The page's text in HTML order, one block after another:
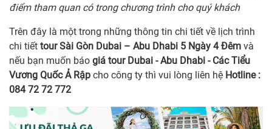
điểm tham quan có trong chương trình cho quý khách
Trên đây là một trong những thông tin chi tiết về lịch trình
chi tiết tour Sài Gòn Dubai – Abu Dhabi 5 Ngày 4 Đêm và
nếu bạn muốn báo giá tour Dubai - Abu Dhabi - Các Tiểu
Vương Quốc Ả Rập cho công ty thì vui lòng liên hệ Hotline :
084 72 72 772